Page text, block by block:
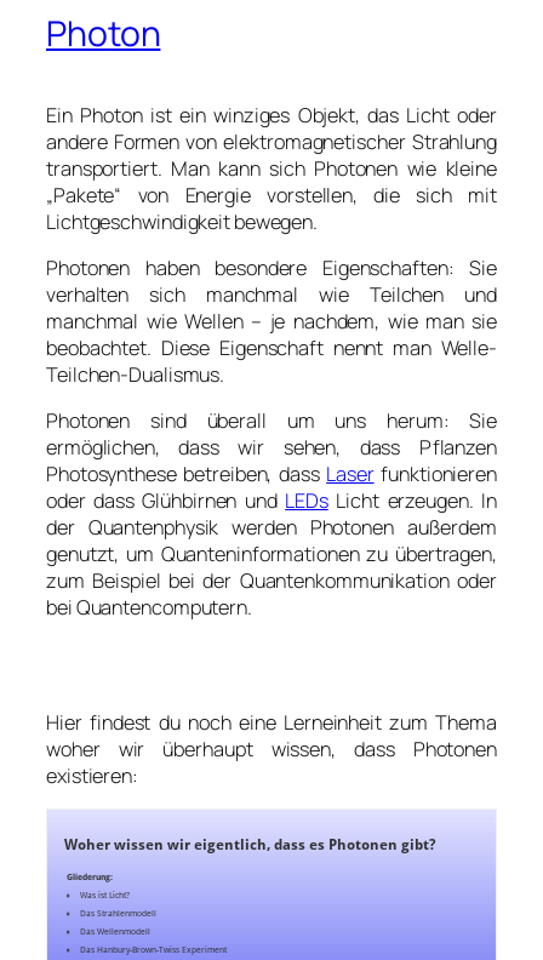
Photon
Ein Photon ist ein winziges Objekt, das Licht oder
andere Formen von elektromagnetischer Strahlung
transportiert. Man kann sich Photonen wie kleine
„Pakete“ von Energie vorstellen, die sich mit
Lichtgeschwindigkeit bewegen.
Photonen haben besondere Eigenschaften: Sie
verhalten sich manchmal wie Teilchen und
manchmal wie Wellen – je nachdem, wie man sie
beobachtet. Diese Eigenschaft nennt man Welle-
Teilchen-Dualismus.
Photonen sind überall um uns herum: Sie
ermöglichen, dass wir sehen, dass Pflanzen
Photosynthese betreiben, dass Laserfunktionieren
oder dass Glühbirnen und LEDsLicht erzeugen. In
der Quantenphysik werden Photonen außerdem
genutzt, um Quanteninformationen zu übertragen,
zum Beispiel bei der Quantenkommunikation oder
bei Quantencomputern.
Hier findest du noch eine Lerneinheit zum Thema
woher wir überhaupt wissen, dass Photonen
existieren: